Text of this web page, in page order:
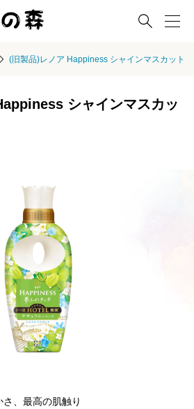

(旧製品)レノア Happiness シャインマスカット
シャインマスカッ
、最高の肌触り